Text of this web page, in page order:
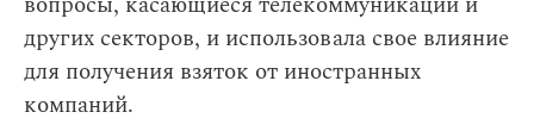
других секторов, и использовала свое влияние
для получения взяток от иностранных
компаний.